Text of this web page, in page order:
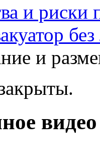
и риски
и
видео